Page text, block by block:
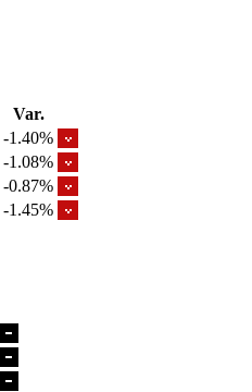
Var.
-1.40%
-1.08%
-0.87%
-1.45%